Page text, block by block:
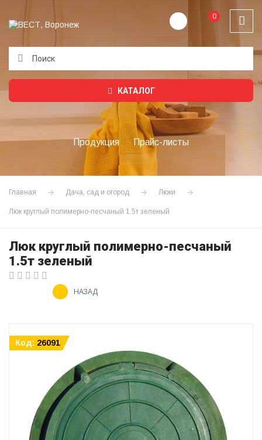
0
КАТАЛОГ
Продукция Прайс-листы
Главная Дача, сад и огород Люки
Люк круглый полимерно-песчаный 1.5т зеленый
Люк круглый полимерно-песчаный
1.5т зеленый
НАЗАД
Код: 26091